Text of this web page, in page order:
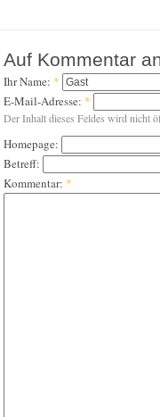
Auf Kommentar
Ihr Name: *
E-Mail-Adresse: *
Der Inhalt dieses Feldes wird nicht
Homepage:
Betreff:
Kommentar: *